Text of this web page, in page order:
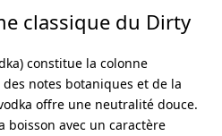
classique du Dirty
constitue la colonne
notes botaniques et de la
offre une neutralité douce.
boisson avec un caractère